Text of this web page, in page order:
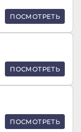
ПОСМОТРЕТЬ
ПОСМОТРЕТЬ
ПОСМОТРЕТЬ